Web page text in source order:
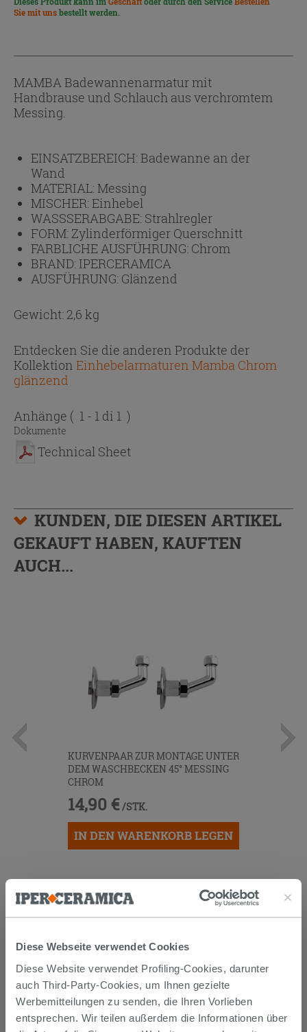
Diese Webseite verwendet Cookies
Diese Website verwendet Profiling-Cookies, darunter
auch Third-Party-Cookies, um Ihnen gezielte
Werbemitteilungen zu senden, die Ihren Vorlieben
entsprechen. Wir teilen außerdem die Informationen über
Sie mit unsbestellt werden.
MAMBA Badewannenarmatur mit
Handbrause und Schlauch aus verchromtem
Messing.
EINSATZBEREICH:Badewanne an der
Wand
MATERIAL:Messing
MISCHER:Einhebel
WASSSERABGABE: Strahlregler
FORM: Zylinderförmiger Querschnitt
FARBLICHE AUSFÜHRUNG: Chrom
BRAND: IPERCERAMICA
AUSFÜHRUNG: Glänzend
Gewicht: 2,6 kg
Entdecken Sie die anderen Produkte der
Kollektion Einhebelarmaturen Mamba Chrom
glänzend
Anhänge ( 1 - 1 di 1 )
Dokumente
Technical Sheet
KUNDEN, DIE DIESEN ARTIKEL
GEKAUFT HABEN, KAUFTEN
AUCH...
KURVENPAAR ZUR MONTAGE UNTER
DEM WASCHBECKEN 45° MESSING
CHROM
14,90 € /STK.
IN DEN WARENKORB LEGEN
Versand